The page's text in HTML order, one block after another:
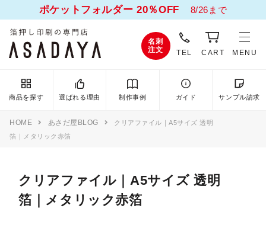
ポケットフォルダー 20％OFF 8/26まで
名刺
注文
TEL CART MENU
商品を探す 選ばれる理由 制作事例 ガイド サンプル請求
HOME あさだ屋BLOG
クリアファイル｜A5サイズ 透明
箔｜メタリック赤箔
クリアファイル｜A5サイズ 透明
箔｜メタリック赤箔